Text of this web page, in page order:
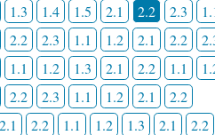
1.3 1.4 1.5 2.1 2.2 2.3
2.2 2.3 1.1 1.2 2.1 2.2
1.1 1.2 1.3 2.1 2.2 1.1
2.2 2.3 1.1 1.2 2.1
2.2
2.1 2.2 1.1 1.2 1.3 2.1 2.2